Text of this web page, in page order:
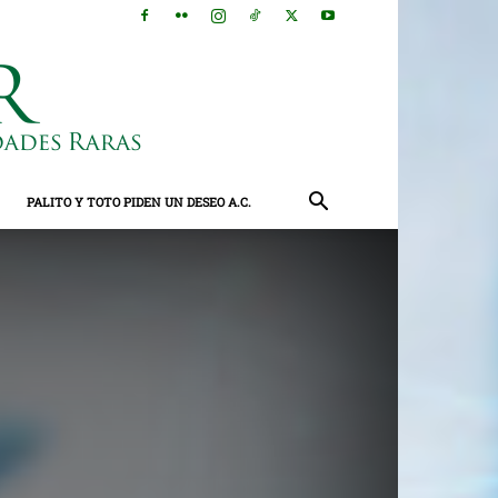
PALITO Y TOTO PIDEN UN DESEO A.C.